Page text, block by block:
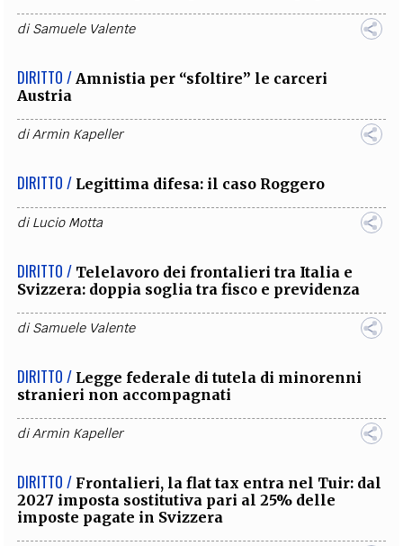
diSamuele Valente
DIRITTO / Amnistia per “sfoltire” le carceri
Austria
diArmin Kapeller
DIRITTO / Legittima difesa: il caso Roggero
diLucio Motta
DIRITTO / Telelavoro dei frontalieri tra Italia e
Svizzera: doppia soglia tra fisco e previdenza
diSamuele Valente
DIRITTO / Legge federale di tutela di minorenni
stranieri non accompagnati
diArmin Kapeller
DIRITTO / Frontalieri, la flat tax entra nel Tuir: dal
2027 imposta sostitutiva pari al 25% delle
imposte pagate in Svizzera